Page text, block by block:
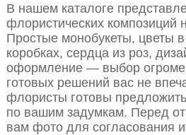
В нашем каталоге
флористических композиций
Простые монобукеты, цветы в
коробках, сердца из роз,
оформление — выбор
готовых решений вас не
флористы готовы
по вашим задумкам. Перед
вам фото для согласования